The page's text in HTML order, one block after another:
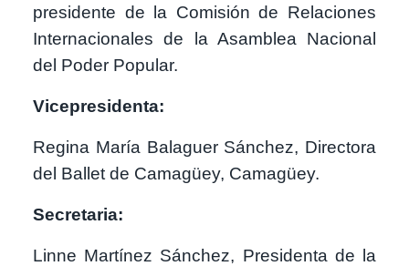
presidente de la Comisión de Relaciones
Internacionales de la Asamblea Nacional
del Poder Popular.
Vicepresidenta:
Regina María Balaguer Sánchez, Directora
del Ballet de Camagüey, Camagüey.
Secretaria:
Linne Martínez Sánchez, Presidenta de la